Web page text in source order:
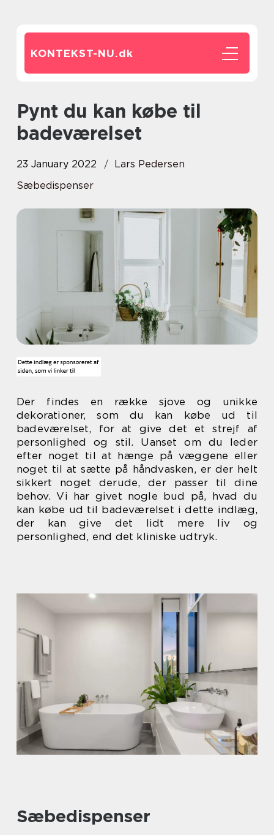
KONTEKST-NU.dk
Pynt du kan købe til
badeværelset
23 January 2022
Lars Pedersen
Sæbedispenser
Der findes en række sjove og unikke
dekorationer, som du kan købe ud til
badeværelset, for at give det et strejf af
personlighed og stil. Uanset om du leder
efter noget til at hænge på væggene eller
noget til at sætte på håndvasken, er der helt
sikkert noget derude, der passer til dine
behov. Vi har givet nogle bud på, hvad du
kan købe ud til badeværelset i dette indlæg,
der kan give det lidt mere liv og
personlighed, end det kliniske udtryk.
Sæbedispenser